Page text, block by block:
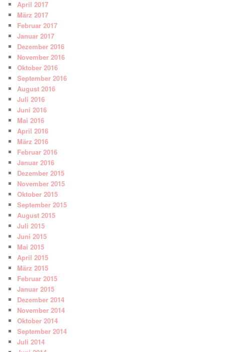
April 2017
März 2017
Februar 2017
Januar 2017
Dezember 2016
November 2016
Oktober 2016
September 2016
August 2016
Juli 2016
Juni 2016
Mai 2016
April 2016
März 2016
Februar 2016
Januar 2016
Dezember 2015
November 2015
Oktober 2015
September 2015
August 2015
Juli 2015
Juni 2015
Mai 2015
April 2015
März 2015
Februar 2015
Januar 2015
Dezember 2014
November 2014
Oktober 2014
September 2014
Juli 2014